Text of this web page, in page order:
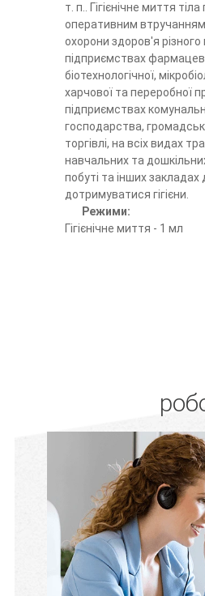
т. п.. Гігієнічне миття
оперативним
охорони здоров'я
підприємствах
біотехнологічної,
харчової та переробної
підприємствах
господарства,
торгівлі, на всіх видах
навчальних та
побуті та інших закладах
дотримуватися гігієни.
Режими:
Гігієнічне миття - 1 мл